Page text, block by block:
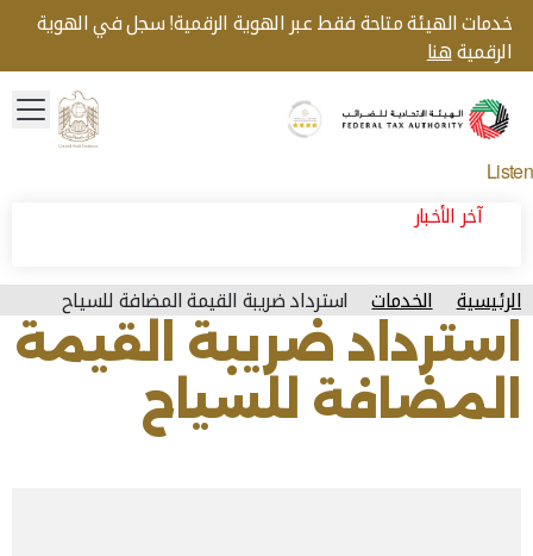
خدمات الهيئة متاحة فقط عبر الهوية الرقمية! سجل في الهوية
الرقميةهنا
Logo
Gold star Logo
Listen
آخر الأخبار
الرئيسية الخدمات استرداد ضريبة القيمة المضافة للسياح
استرداد ضريبة القيمة
المضافة للسياح